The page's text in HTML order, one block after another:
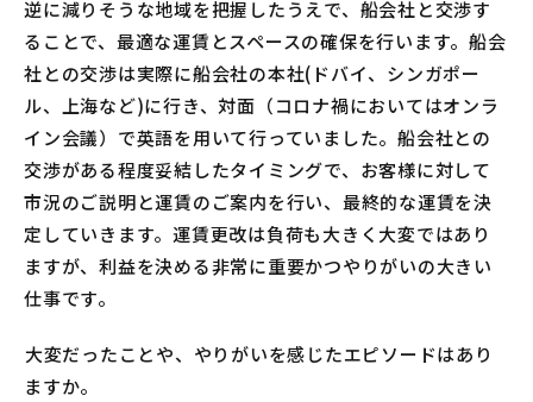
逆に減りそうな地域を把握したうえで、船会社と交渉す
ることで、最適な運賃とスペースの確保を行います。船会
社との交渉は実際に船会社の本社(ドバイ、シンガポー
ル、上海など)に行き、対面（コロナ禍においてはオンラ
イン会議）で英語を用いて行っていました。船会社との
交渉がある程度妥結したタイミングで、お客様に対して
市況のご説明と運賃のご案内を行い、最終的な運賃を決
定していきます。運賃更改は負荷も大きく大変ではあり
ますが、利益を決める非常に重要かつやりがいの大きい
仕事です。
―――大変だったことや、やりがいを感じたエピソードはあり
ますか。